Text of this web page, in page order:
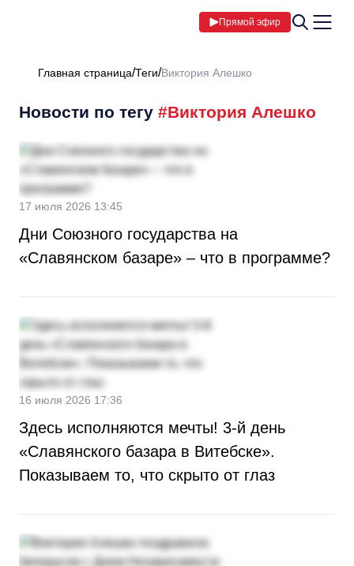
Прямой эфир
Главная страница Теги Виктория Алешко
Новости по тегу #Виктория Алешко
17 июля 2026 13:45
Дни Союзного государства на
«Славянском базаре» – что в программе?
16 июля 2026 17:36
Здесь исполняются мечты! 3-й день
«Славянского базара в Витебске».
Показываем то, что скрыто от глаз